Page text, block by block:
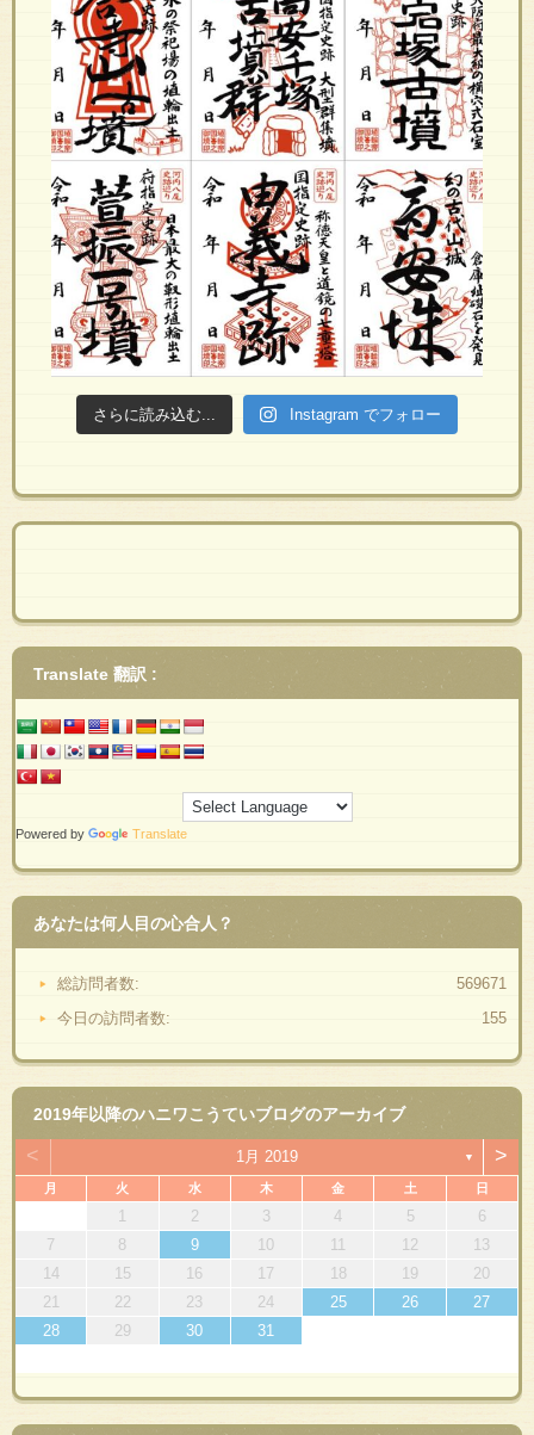
さらに読み込む... Instagram でフォロー
Translate 翻訳 :
Powered by Translate
あなたは何人目の心合人？
569671
総訪問者数:
155
今日の訪問者数:
2019年以降のハニワこうていブログのアーカイブ
< 1月 2019 ▼ >
月 火 水 木 金 土 日
1 2 3 4 5
6
7
8 9 10 11 12
13
14
15 16 17 18 19
20
21
22 23 24 25 26
27
28
29 30 31